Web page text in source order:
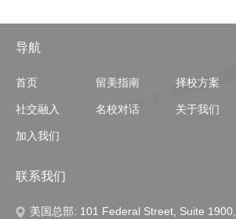
导航
首页 留美指南 择校方案
社交融入 名校对话 关于我们
加入我们
联系我们
美国总部: 101 Federal Street, Suite 1900,